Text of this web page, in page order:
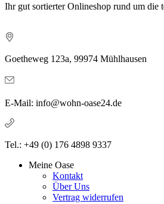
Ihr gut sortierter Onlineshop rund um die
Goetheweg 123a, 99974 Mühlhausen
E-Mail: info@wohn-oase24.de
Tel.: +49 (0) 176 4898 9337
Meine Oase
Kontakt
Über Uns
Vertrag widerrufen